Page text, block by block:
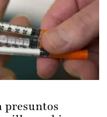
presuntos